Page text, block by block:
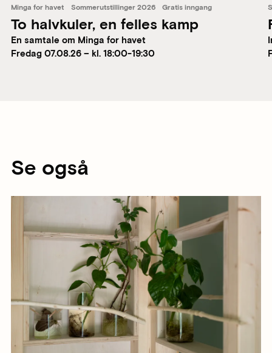
Minga for havet Sommerutstillinger 2026 Gratis inngang
To halvkuler, en felles kamp
En samtale om Minga for havet
Fredag 07.08.26 – kl. 18:00-19:30
Se også